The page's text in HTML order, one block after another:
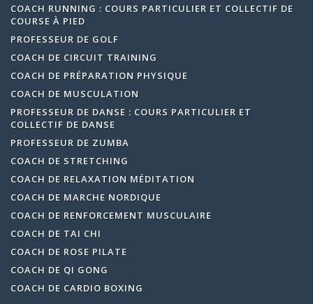
COACH RUNNING : COURS PARTICULIER ET COLLECTIF DE
COURSE À PIED
PROFESSEUR DE GOLF
COACH DE CIRCUIT TRAINING
COACH DE PRÉPARATION PHYSIQUE
COACH DE MUSCULATION
PROFESSEUR DE DANSE : COURS PARTICULIER ET
COLLECTIF DE DANSE
PROFESSEUR DE ZUMBA
COACH DE STRETCHING
COACH DE RELAXATION MÉDITATION
COACH DE MARCHE NORDIQUE
COACH DE RENFORCEMENT MUSCULAIRE
COACH DE TAI CHI
COACH DE ROSE PILATE
COACH DE QI GONG
COACH DE CARDIO BOXING